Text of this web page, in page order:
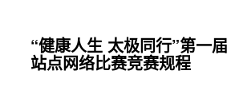
“健康人生 太极同行”第一
站点网络比赛竞赛规程